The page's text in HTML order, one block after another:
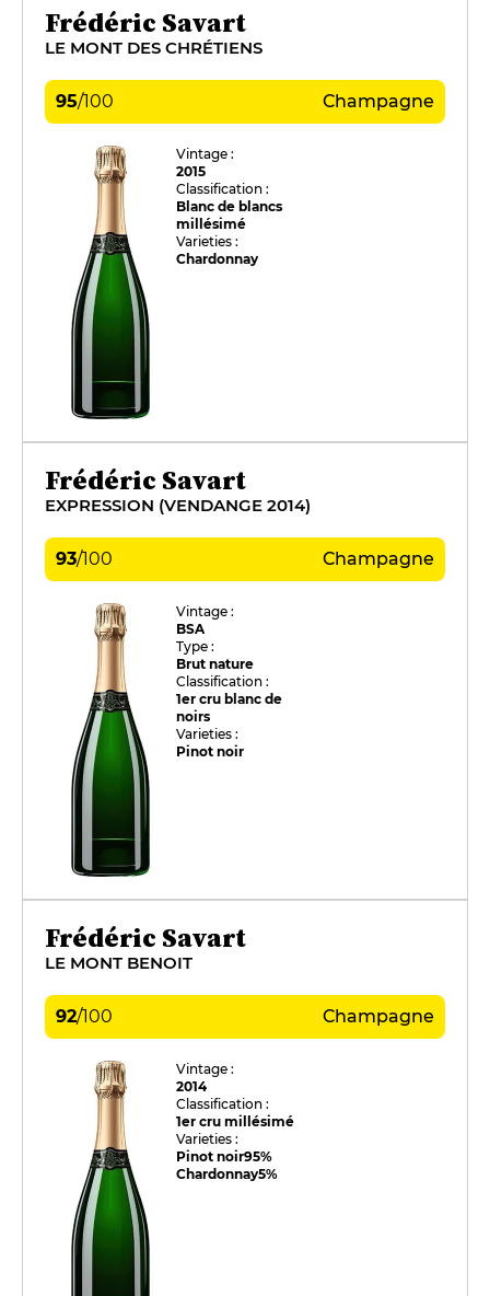
Frédéric Savart
LE MONT DES CHRÉTIENS
95/100 Champagne
Vintage :
2015
Classification :
Blanc de blancs
millésimé
Varieties :
Chardonnay
Frédéric Savart
EXPRESSION (VENDANGE 2014)
93/100 Champagne
Vintage :
BSA
Type :
Brut nature
Classification :
1er cru blanc de
noirs
Varieties :
Pinot noir
Frédéric Savart
LE MONT BENOIT
92/100 Champagne
Vintage :
2014
Classification :
1er cru millésimé
Varieties :
Pinot noir95%
Chardonnay5%